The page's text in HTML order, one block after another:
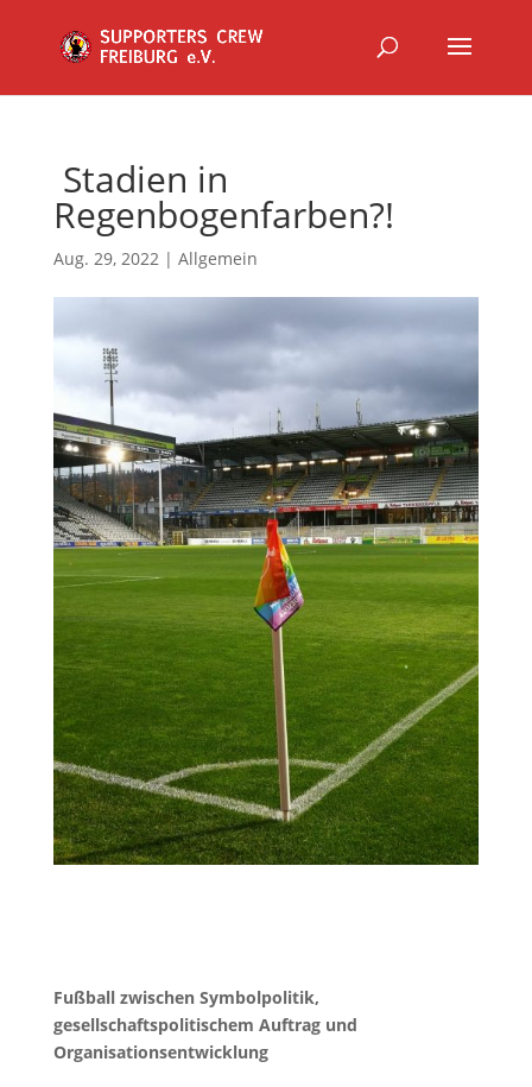
Stadien in
Regenbogenfarben?!
Aug. 29, 2022| Allgemein
Fußball zwischen Symbolpolitik,
gesellschaftspolitischem Auftrag und
Organisationsentwicklung